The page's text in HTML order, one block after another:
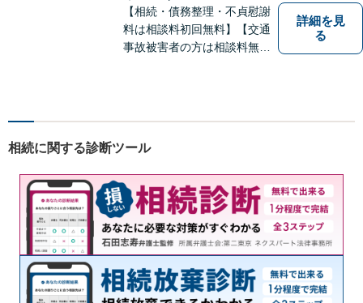
【相続・債務整理・不貞慰謝
料は相談料初回無料】【交通
事故被害者の方は相談料無料
思っています。
詳細を見
る
相続に関する診断ツール